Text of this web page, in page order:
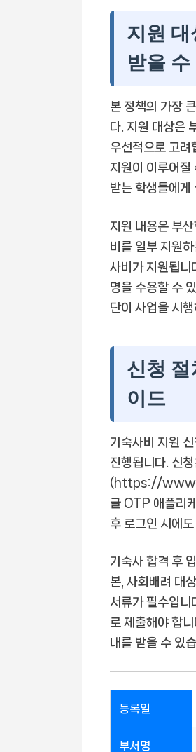
지원 대
받을 수
본 정책의 가장
다. 지원 대상은
우선적으로 고려
지원이 이루어질
받는 학생들에게
지원 내용은 부
비를 일부 지원
사비가 지원됩니
명을 수용할 수
단이 사업을 시
신청
이드
기숙사비 지원
진행됩니다. 신
(https://
글 OTP 애플리
후 로그인 시에
기숙사 합격 후
본, 사회배려 대
서류가 필수입니
로 제출해야 합
내를 받을 수 있
등록일
부서명